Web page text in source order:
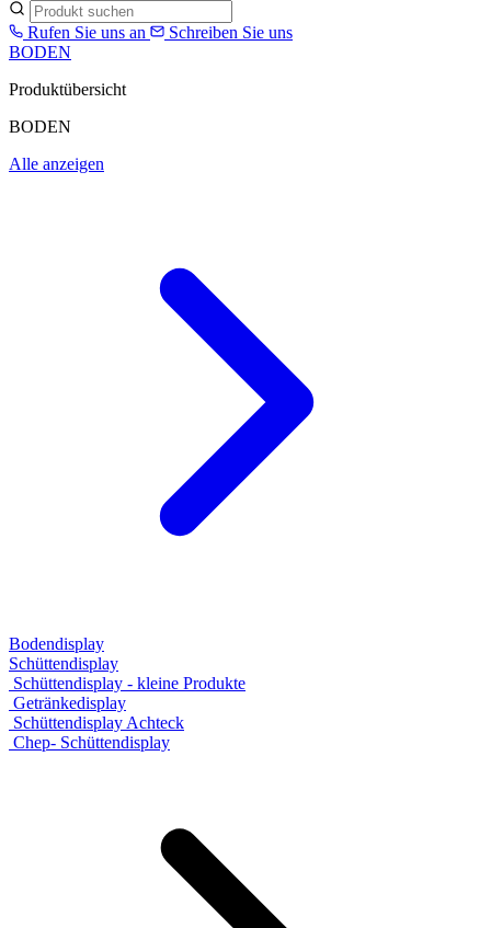
Rufen Sie uns an
Schreiben Sie uns
BODEN
Produktübersicht
BODEN
Alle anzeigen
Bodendisplay
Schüttendisplay
Schüttendisplay - kleine Produkte
Getränkedisplay
Schüttendisplay Achteck
Chep- Schüttendisplay